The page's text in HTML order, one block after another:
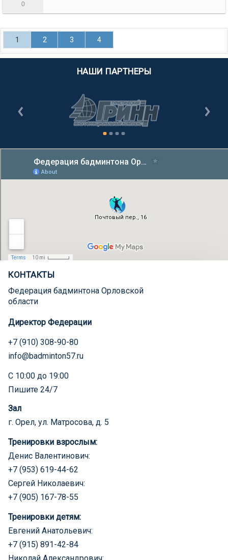
0
1 2 3 4
НАШИ ПАРТНЕРЫ
КОНТАКТЫ
Федерация бадминтона Орловской
области
Директор Федерации
+7 (910) 308-90-80
info@badminton57.ru
С 10:00 до 19:00
Пишите 24/7
Зал
г. Орел, ул. Матросова, д. 5
Тренировки взрослым:
Денис Валентинович:
+7 (953) 619-44-62
Сергей Николаевич:
+7 (905) 167-78-55
Тренировки детям:
Евгений Анатольевич:
+7 (915) 891-42-84